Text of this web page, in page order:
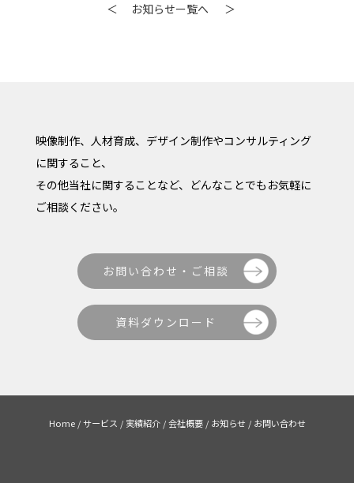
ー
シ
ョ
＜ お知らせー覧へ ＞
映像制作、人材育成、デザイン制作やコンサルティング
に関すること、
その他当社に関することなど、どんなことでもお気軽に
ご相談ください。
お問い合わせ・ご相談
資料ダウンロード
Home/サービス / 実績紹介/会社概要/ お知らせ / お問い合わせ